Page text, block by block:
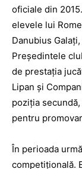
oficiale din
elevele lui
Danubius
Preşedintele
de prestaţia
Lipan şi
poziţia
pentru
În perioada
competiţională.